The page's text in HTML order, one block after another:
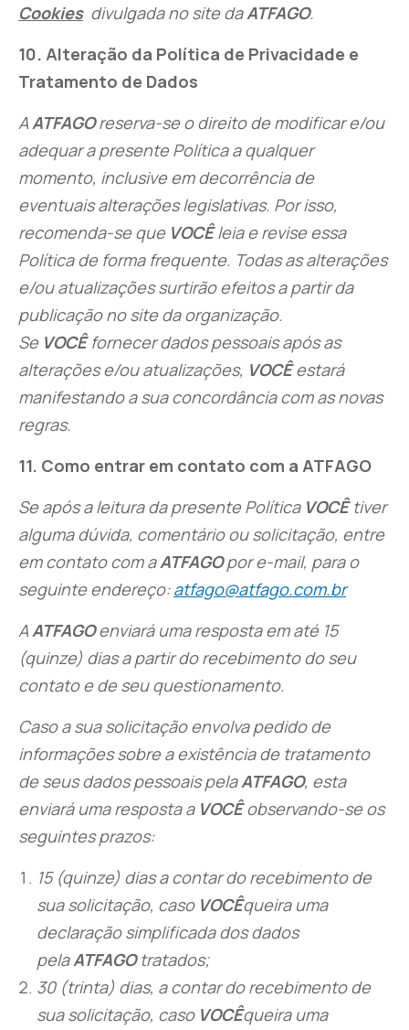
Cookiesdivulgada no site daATFAGO.
10. Alteração da Política de Privacidade e
Tratamento de Dados
AATFAGOreserva-se o direito de modificar e/ou
adequar a presente Política a qualquer
momento, inclusive em decorrência de
eventuais alterações legislativas. Por isso,
recomenda-se que VOCÊleia e revise essa
Política de forma frequente. Todas as alterações
e/ou atualizações surtirão efeitos a partir da
publicação no site da organização.
Se VOCÊfornecer dados pessoais após as
alterações e/ou atualizações, VOCÊestará
manifestando a sua concordância com as novas
regras.
11. Como entrar em contato com a ATFAGO
Se após a leitura da presente Política VOCÊtiver
alguma dúvida, comentário ou solicitação, entre
em contato com aATFAGOpor e-mail, para o
seguinte endereço:atfago@atfago.com.br
AATFAGOenviará uma resposta em até 15
(quinze) dias a partir do recebimento do seu
contato e de seu questionamento.
Caso a sua solicitação envolva pedido de
informações sobre a existência de tratamento
de seus dados pessoais pelaATFAGO, esta
enviará uma resposta a VOCÊobservando-se os
seguintes prazos:
15 (quinze) dias a contar do recebimento de
sua solicitação, caso VOCÊqueira uma
declaração simplificada dos dados
pelaATFAGOtratados;
30 (trinta) dias, a contar do recebimento de
sua solicitação, caso VOCÊqueira uma